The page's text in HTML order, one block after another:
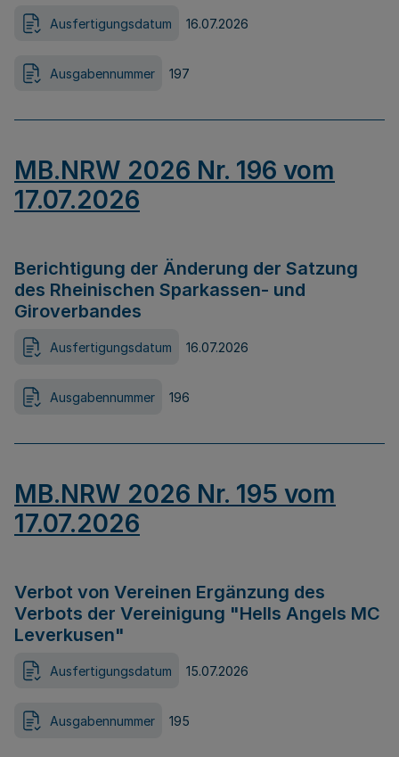
Ausfertigungsdatum 16.07.2026
Ausgabennummer 197
MB.NRW 2026 Nr. 196 vom
17.07.2026
Berichtigung der Änderung der Satzung
des Rheinischen Sparkassen- und
Giroverbandes
Ausfertigungsdatum 16.07.2026
Ausgabennummer 196
MB.NRW 2026 Nr. 195 vom
17.07.2026
Verbot von Vereinen Ergänzung des
Verbots der Vereinigung "Hells Angels MC
Leverkusen"
Ausfertigungsdatum 15.07.2026
Ausgabennummer 195